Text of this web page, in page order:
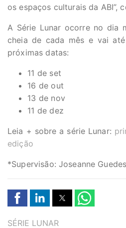
os espaços culturais da ABI”,
A Série Lunar ocorre no dia
cheia de cada mês e vai
próximas datas:
11 de set
16 de out
13 de nov
11 de dez
Leia + sobre a série Lunar:
edição
*Supervisão: Joseanne Guedes
TAGS
SÉRIE LUNAR